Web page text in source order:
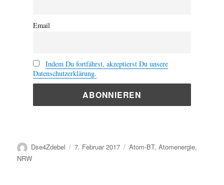
Email
Indem Du fortfährst, akzeptierst Du unsere
Datenschutzerklärung.
Autor
Dse4Zdebel
Veröffentlicht
7. Februar 2017 Kategorien
Atom-BT,Atomenergie,
NRW